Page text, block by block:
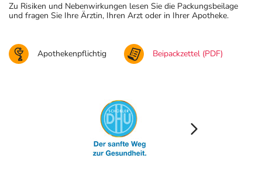
Zu Risiken und Nebenwirkungen lesen Sie die Packungsbeilage
und fragen Sie Ihre Ärztin, Ihren Arzt oder in Ihrer Apotheke.
Apothekenpflichtig Beipackzettel (PDF)